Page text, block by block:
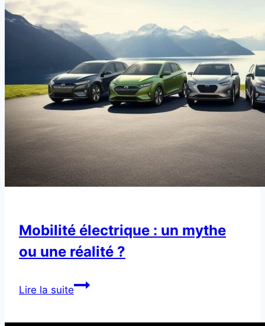
Mobilité électrique : un mythe
ou une réalité ?
Lire la suiteMobilité